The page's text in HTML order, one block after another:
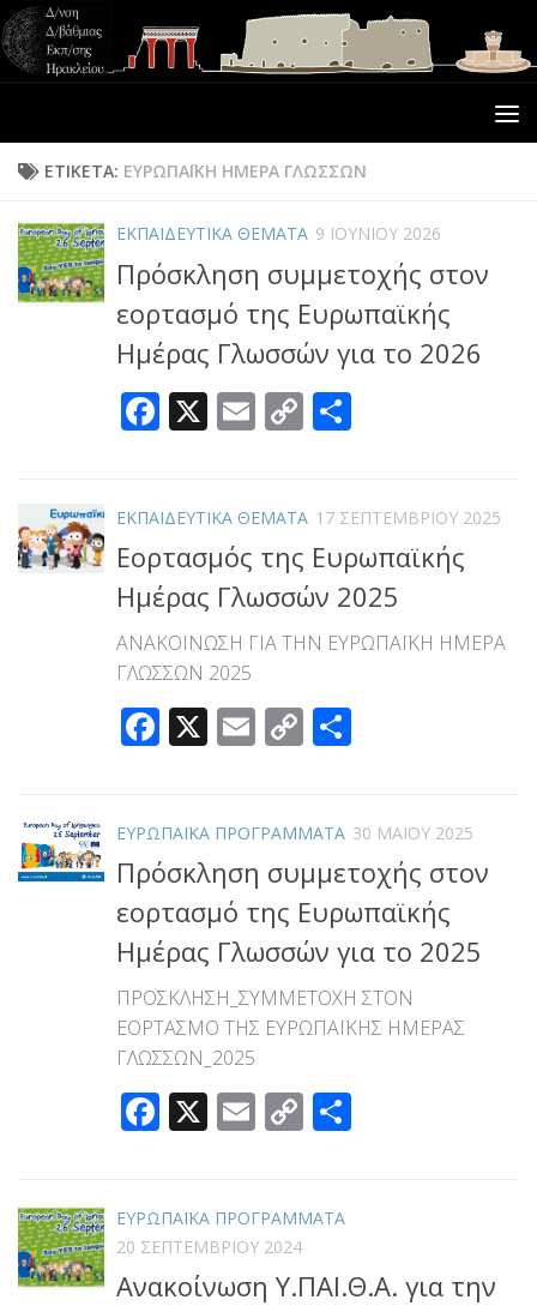
ΕΤΙΚΈΤΑ: ΕΥΡΩΠΑΪΚΗ ΗΜΕΡΑ ΓΛΩΣΣΩΝ
ΕΚΠΑΙΔΕΥΤΙΚΑ ΘΕΜΑΤΑ 9 ΙΟΥΝΊΟΥ 2026
Πρόσκληση συμμετοχής στον
εορτασμό της Ευρωπαϊκής
Ημέρας Γλωσσών για το 2026
Facebook
X Email
Copy
ΕΚΠΑΙΔΕΥΤΙΚΑ ΘΕΜΑΤΑ 17 ΣΕΠΤΕΜΒΡΊΟΥ 2025
Εορτασμός της Ευρωπαϊκής
Ημέρας Γλωσσών 2025
ΑΝΑΚΟΙΝΩΣΗ ΓΙΑ ΤΗΝ ΕΥΡΩΠΑΪΚΗ ΗΜΕΡΑ
ΓΛΩΣΣΩΝ 2025
Facebook
X Email
Copy
ΕΥΡΩΠΑΪΚΑ ΠΡΟΓΡΑΜΜΑΤΑ 30 ΜΑΪ́ΟΥ 2025
Πρόσκληση συμμετοχής στον
εορτασμό της Ευρωπαϊκής
Ημέρας Γλωσσών για το 2025
ΠΡΟΣΚΛΗΣΗ_ΣΥΜΜΕΤΟΧΗ ΣΤΟΝ
ΕΟΡΤΑΣΜΟ ΤΗΣ ΕΥΡΩΠΑΪΚΗΣ ΗΜΕΡΑΣ
ΓΛΩΣΣΩΝ_2025
Facebook
X Email
Copy
ΕΥΡΩΠΑΪΚΑ ΠΡΟΓΡΑΜΜΑΤΑ
20 ΣΕΠΤΕΜΒΡΊΟΥ 2024
Ανακοίνωση Υ.ΠΑΙ.Θ.Α. για την